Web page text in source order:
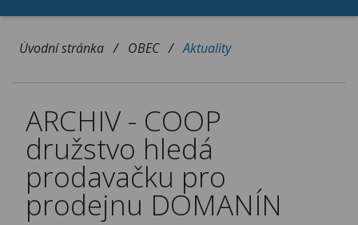
OBEC
Úvodní stránka / OBEC / Aktuality
ARCHIV - COOP
družstvo hledá
prodavačku pro
prodejnu DOMANÍN